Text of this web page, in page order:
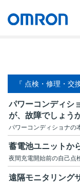
『 点検・修理・交
パワーコンディシ
が、故障でしょう
パワーコンディショナの
蓄電池ユニットか
夜間充電開始前の自己点
遠隔モニタリング